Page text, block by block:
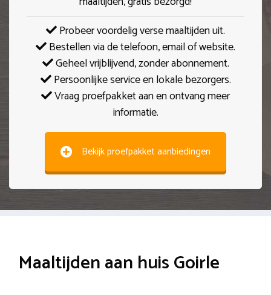
Probeer voordelig verse maaltijden uit.
Bestellen via de telefoon, email of website.
Geheel vrijblijvend, zonder abonnement.
Persoonlijke service en lokale bezorgers.
Vraag proefpakket aan en ontvang meer
informatie.
Bekijk proefpakket aanbiedingen
Maaltijden aan huis Goirle